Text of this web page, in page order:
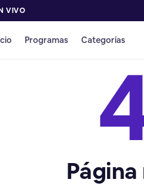
VIVO
Programas Categorías